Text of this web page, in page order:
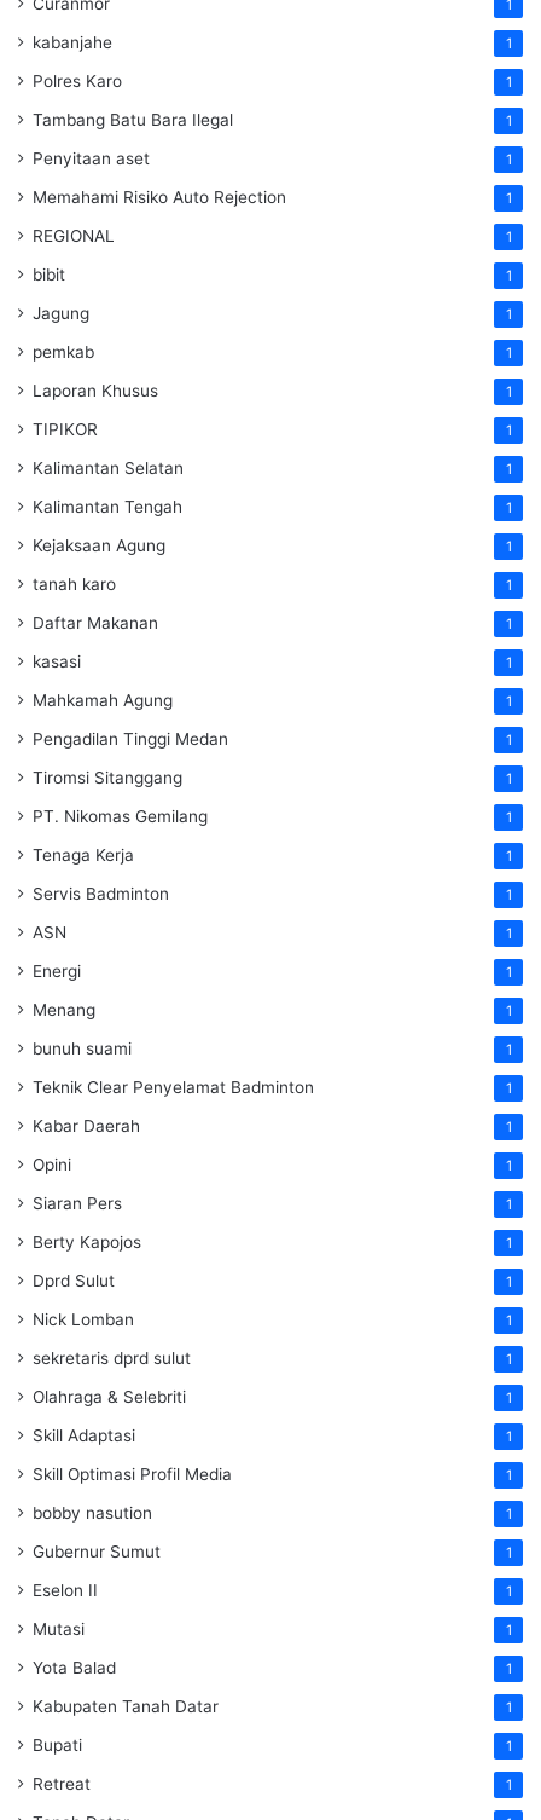
1
kabanjahe 1
Polres Karo 1
Tambang Batu Bara Ilegal 1
Penyitaan aset 1
Memahami Risiko Auto Rejection 1
REGIONAL 1
bibit 1
Jagung 1
pemkab 1
Laporan Khusus 1
TIPIKOR 1
Kalimantan Selatan 1
Kalimantan Tengah 1
Kejaksaan Agung 1
tanah karo 1
Daftar Makanan 1
kasasi 1
Mahkamah Agung 1
Pengadilan Tinggi Medan 1
Tiromsi Sitanggang 1
PT. Nikomas Gemilang 1
Tenaga Kerja 1
Servis Badminton 1
ASN 1
Energi 1
Menang 1
bunuh suami 1
Teknik Clear Penyelamat Badminton 1
Kabar Daerah 1
Opini 1
Siaran Pers 1
Berty Kapojos 1
Dprd Sulut 1
Nick Lomban 1
sekretaris dprd sulut 1
Olahraga & Selebriti 1
Skill Adaptasi 1
Skill Optimasi Profil Media 1
bobby nasution 1
Gubernur Sumut 1
Eselon II 1
Mutasi 1
Yota Balad 1
Kabupaten Tanah Datar 1
Bupati 1
Retreat 1